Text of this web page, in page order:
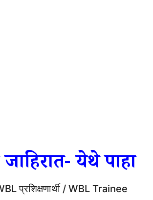
येथे पाहा
प्रशिक्षणार्थी / WBL Trainee